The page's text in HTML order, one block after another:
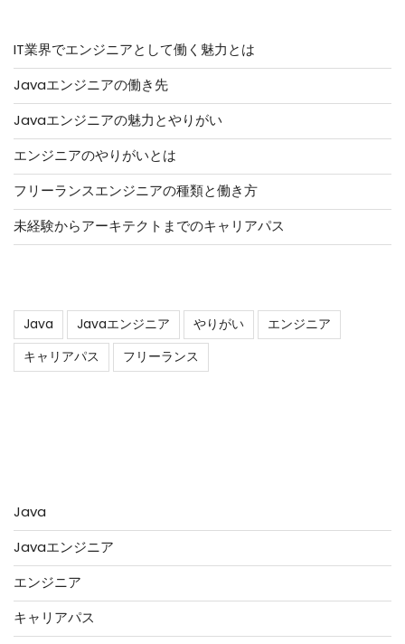
IT業界でエンジニアとして働く魅力とは
Javaエンジニアの働き先
Javaエンジニアの魅力とやりがい
エンジニアのやりがいとは
フリーランスエンジニアの種類と働き方
未経験からアーキテクトまでのキャリアパス
Java Javaエンジニア やりがい
エンジニア
キャリアパス
フリーランス
Java
Javaエンジニア
エンジニア
キャリアパス